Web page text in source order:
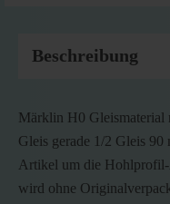
Beschreibung
Märklin H0
Gleis gerade 1/2 Gleis
Artikel um die
wird ohne